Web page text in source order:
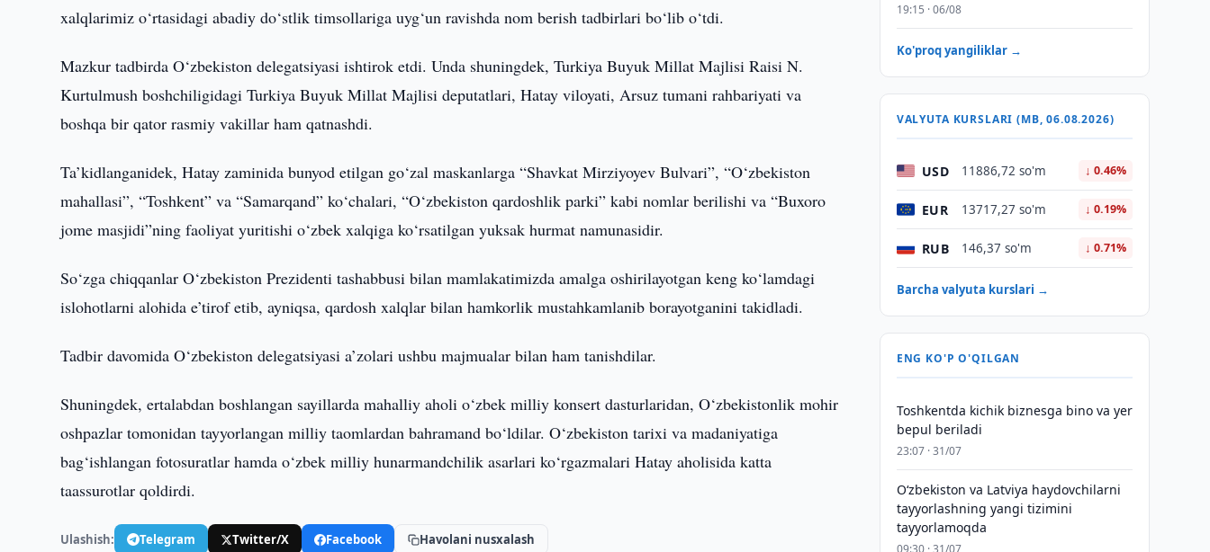
xalqlarimiz o‘rtasidagi abadiy do‘stlik timsollariga uyg‘un ravishda nom berish tadbirlari bo‘lib o‘tdi.
Mazkur tadbirda O‘zbekiston delegatsiyasi ishtirok etdi. Unda shuningdek, Turkiya Buyuk Millat Majlisi Raisi N.
Kurtulmush boshchiligidagi Turkiya Buyuk Millat Majlisi deputatlari, Hatay viloyati, Arsuz tumani rahbariyati va
boshqa bir qator rasmiy vakillar ham qatnashdi.
Ta’kidlanganidek, Hatay zaminida bunyod etilgan go‘zal maskanlarga “Shavkat Mirziyoyev Bulvari”, “O‘zbekiston
mahallasi”, “Toshkent” va “Samarqand” ko‘chalari, “O‘zbekiston qardoshlik parki” kabi nomlar berilishi va “Buxoro
jome masjidi”ning faoliyat yuritishi o‘zbek xalqiga ko‘rsatilgan yuksak hurmat namunasidir.
So‘zga chiqqanlar O‘zbekiston Prezidenti tashabbusi bilan mamlakatimizda amalga oshirilayotgan keng ko‘lamdagi
islohotlarni alohida e’tirof etib, ayniqsa, qardosh xalqlar bilan hamkorlik mustahkamlanib borayotganini takidladi.
Tadbir davomida O‘zbekiston delegatsiyasi a’zolari ushbu majmualar bilan ham tanishdilar.
Shuningdek, ertalabdan boshlangan sayillarda mahalliy aholi o‘zbek milliy konsert dasturlaridan, O‘zbekistonlik mohir
oshpazlar tomonidan tayyorlangan milliy taomlardan bahramand bo‘ldilar. O‘zbekiston tarixi va madaniyatiga
bag‘ishlangan fotosuratlar hamda o‘zbek milliy hunarmandchilik asarlari ko‘rgazmalari Hatay aholisida katta
taassurotlar qoldirdi.
Ulashish: Telegram Twitter/X Facebook Havolani nusxalash
19:15 · 06/08
Ko'proq yangiliklar →
VALYUTA KURSLARI (MB, 06.08.2026)
USD 11886,72 so'm ↓ 0.46%
EUR 13717,27 so'm ↓ 0.19%
RUB 146,37 so'm ↓ 0.71%
Barcha valyuta kurslari →
ENG KO'P O'QILGAN
Toshkentda kichik biznesga bino va yer
bepul beriladi
23:07 · 31/07
Oʻzbekiston va Latviya haydovchilarni
tayyorlashning yangi tizimini
tayyorlamoqda
09:30 · 31/07